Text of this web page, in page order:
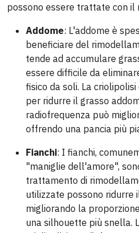
possono essere trattate con
Addome: L'addome è
beneficiare del
tende ad accumulare
essere difficile da
fisico da soli. La
per ridurre il grasso
radiofrequenza può
offrendo una pancia più
Fianchi: I fianchi,
"maniglie dell'amore",
trattamento di
utilizzate possono ridurre
migliorando la
una silhouette più snella.